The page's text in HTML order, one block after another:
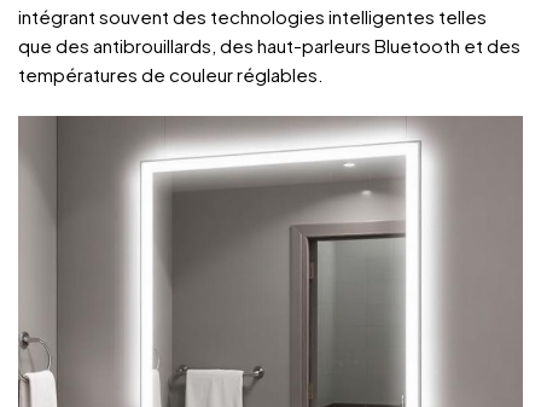
intégrant souvent des technologies intelligentes telles
que des antibrouillards, des haut-parleurs Bluetooth et des
températures de couleur réglables.